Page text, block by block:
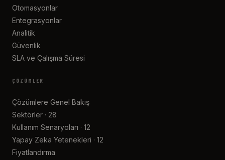
Otomasyonlar
Entegrasyonlar
Analitik
Güvenlik
SLA ve Çalışma Süresi
ÇÖZÜMLER
Çözümlere Genel Bakış
Sektörler · 28
Kullanım Senaryoları · 12
Yapay Zeka Yetenekleri · 12
Fiyatlandırma